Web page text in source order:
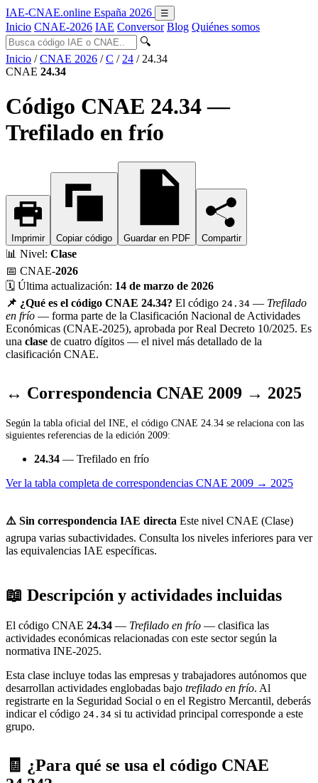
IAE-CNAE.online España 2026 ☰
Inicio CNAE-2026 IAE Conversor Blog Quiénes somos
🔍
Inicio / CNAE 2026 / C / 24 / 24.34
CNAE 24.34
Código CNAE 24.34 —
Trefilado en frío
Imprimir Copiar código Guardar en PDF Compartir
📊 Nivel: Clase
📅 CNAE-2026
🗓️ Última actualización: 14 de marzo de 2026
📌 ¿Qué es el código CNAE 24.34? El código 24.34 — Trefilado
en frío — forma parte de la Clasificación Nacional de Actividades
Económicas (CNAE-2025), aprobada por Real Decreto 10/2025. Es
una clase de cuatro dígitos — el nivel más detallado de la
clasificación CNAE.
↔ Correspondencia CNAE 2009 → 2025
Según la tabla oficial del INE, el código CNAE 24.34 se relaciona con las
siguientes referencias de la edición 2009:
24.34 — Trefilado en frío
Ver la tabla completa de correspondencias CNAE 2009 → 2025
⚠️ Sin correspondencia IAE directa Este nivel CNAE (Clase)
agrupa varias subactividades. Consulta los niveles inferiores para ver
las equivalencias IAE específicas.
📖 Descripción y actividades incluidas
El código CNAE 24.34 — Trefilado en frío — clasifica las
actividades económicas relacionadas con este sector según la
normativa INE-2025.
Esta clase incluye todas las empresas y trabajadores autónomos que
desarrollan actividades englobadas bajo trefilado en frío. Al
registrarte en la Seguridad Social o en el Registro Mercantil, deberás
indicar el código 24.34 si tu actividad principal corresponde a este
grupo.
🧾 ¿Para qué se usa el código CNAE